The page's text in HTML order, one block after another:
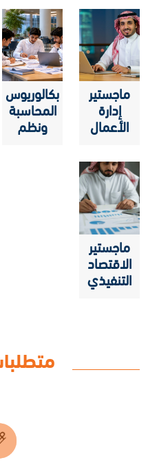
ماجستير
إدارة
الأعمال
التنفيذي
EMBA
بكالوريوس
المحاسبة
ونظم
المعلومات
ماجستير
الاقتصاد
التنفيذي
EME